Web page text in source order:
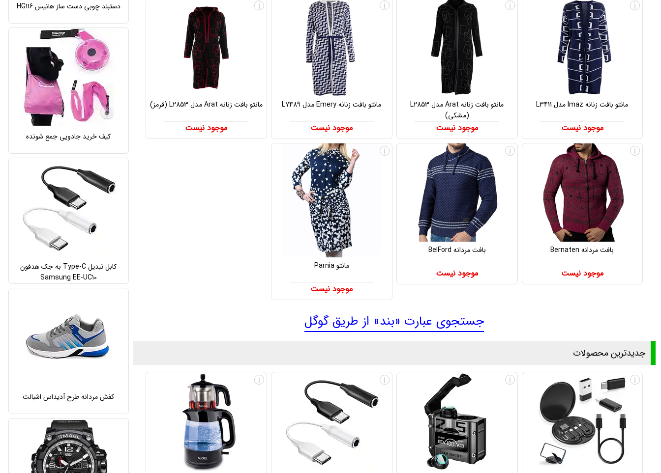
مانتو بافت زنانه Imaz مدل L3411
موجود نیست
i
مانتو بافت زنانه Arat مدل L2853
(مشکی)
موجود نیست
i
مانتو بافت زنانه Emery مدل L7489
موجود نیست
i
مانتو بافت زنانه Arat مدل L2853 (قرمز)
موجود نیست
i
بافت مردانه Bernaten
موجود نیست
i
بافت مردانه BelFord
موجود نیست
i
مانتو Parnia
موجود نیست
i
جستجوی عبارت «بند» از طریق گوگل
جدیدترین محصولات
i
i
i
i
دستبند چوبی دست ساز هانیس HG116
کیف خرید جادویی جمع شونده
کابل تبدیل Type-C به جک هدفون
Samsung EE-UC10
کفش مردانه طرح آدیداس اشبالت